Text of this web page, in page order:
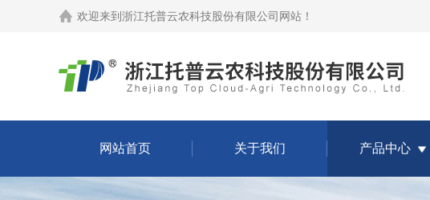
欢迎来到 浙江托普云农科技股份有限公司网站 ！
网站首页 关于我们 产品中心